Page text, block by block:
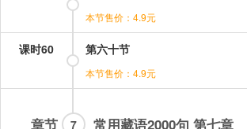
本节售价：4.9元
课时60 第六十节
本节售价：4.9元
章节 常用藏语2000句 第七章
7